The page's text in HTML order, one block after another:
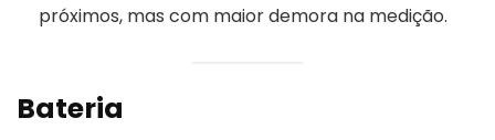
próximos, mas com maior demora na medição.
Bateria